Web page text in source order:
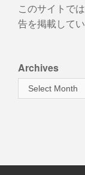
このサイトで
告を掲載してい
Archives